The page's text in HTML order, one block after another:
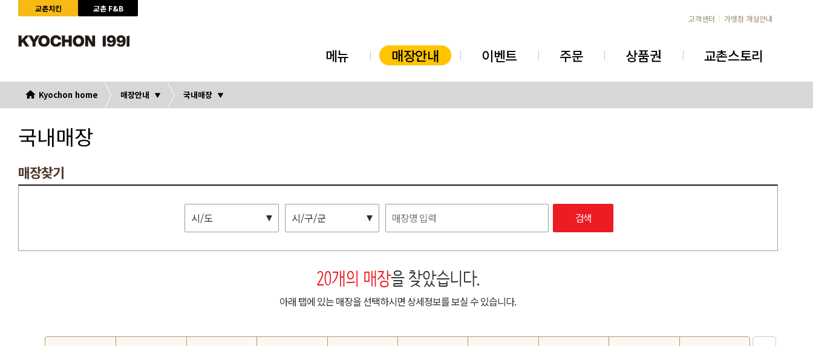
교촌치킨
교촌 F&B
고객센터
가맹점 개설안내
메뉴 매장안내 이벤트 주문 상품권 교촌스토리
Kyochon home 매장안내 국내매장
국내매장
매장찾기
시/도 시/구/군 검색
20개의 매장을 찾았습니다.
아래 탭에 있는 매장을 선택하시면 상세정보를 보실 수 있습니다.